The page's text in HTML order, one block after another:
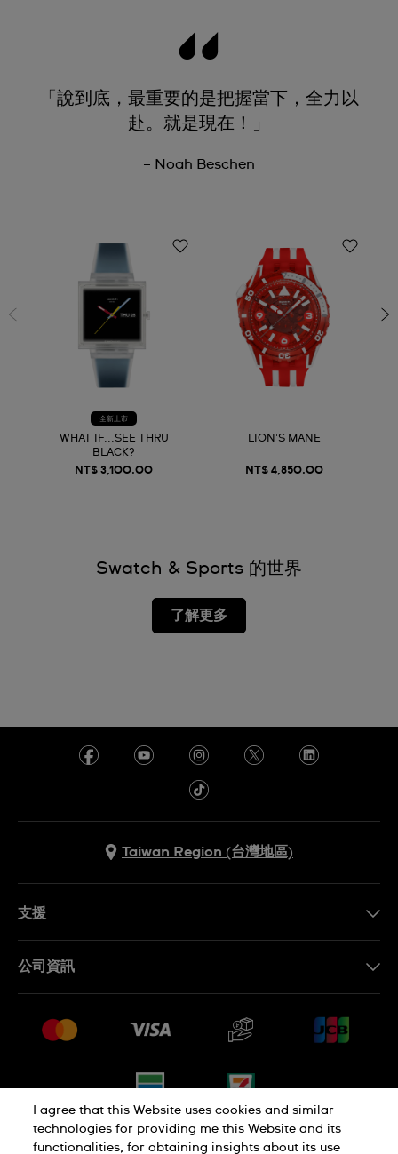
「說到底，最重要的是把握當下，全力以
赴。就是現在！」
– Noah Beschen
全新上市
WHAT IF...SEE THRU
BLACK?
NT$ 3,100.00
LION'S MANE
NT$ 4,850.00
Swatch & Sports 的世界
了解更多
Taiwan Region (台灣地區)
支援
銷售條款
公司資訊
工作機會
I agree that this Website uses cookies and similar
technologies for providing me this Website and its
functionalities, for obtaining insights about its use